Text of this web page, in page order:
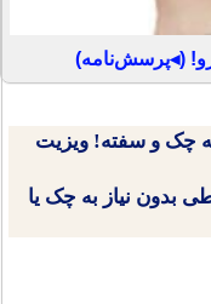
(◂پرسش‌نامه)
به چک و سفته! ویزیت
بدون نیاز به چک یا